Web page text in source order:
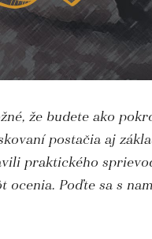
že budete ako
postačia aj
praktického
Poďte sa s